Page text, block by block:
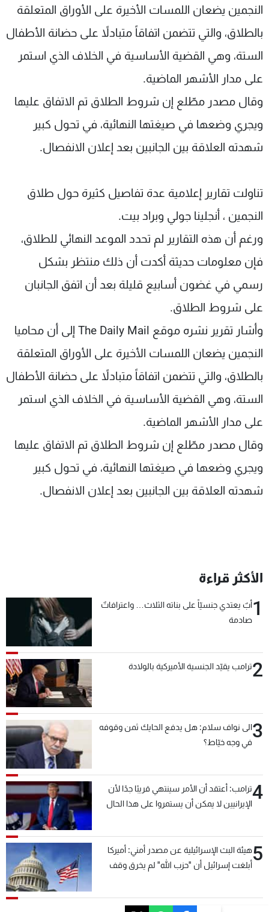
النجمين يضعان اللمسات الأخيرة على الأوراق المتعلقة
بالطلاق، والتي تتضمن اتفاقاً متبادلاً على حضانة الأطفال
الستة، وهي القضية الأساسية في الخلاف الذي استمر
على مدار الأشهر الماضية.
وقال مصدر مطّلع إن شروط الطلاق تم الاتفاق عليها
ويجري وضعها في صيغتها النهائية، في تحول كبير
شهدته العلاقة بين الجانبين بعد إعلان الانفصال.
تناولت تقارير إعلامية عدة تفاصيل كثيرة حول طلاق
النجمين ، أنجلينا جولي وبراد بيت.
ورغم أن هذه التقارير لم تحدد الموعد النهائي للطلاق،
فإن معلومات حديثة أكدت أن ذلك منتظر بشكل
رسمي في غضون أسابيع قليلة بعد أن اتفق الجانبان
على شروط الطلاق.
وأشار تقرير نشره موقع The Daily Mail إلى أن محاميا
النجمين يضعان اللمسات الأخيرة على الأوراق المتعلقة
بالطلاق، والتي تتضمن اتفاقاً متبادلاً على حضانة الأطفال
الستة، وهي القضية الأساسية في الخلاف الذي استمر
على مدار الأشهر الماضية.
وقال مصدر مطّلع إن شروط الطلاق تم الاتفاق عليها
ويجري وضعها في صيغتها النهائية، في تحول كبير
شهدته العلاقة بين الجانبين بعد إعلان الانفصال.
الأكثر قراءة
1أبٌ يعتدي جنسيّاً على بناته الثلاث… واعترافاتٌ
صادمة
2ترامب يقيّد الجنسية الأميركية بالولادة
3الى نواف سلام: هل يدفع الحايك ثمن وقوفه
في وجه خيّاط؟
4ترامب: أعتقد أن الأمر سينتهي قريبًا جدًا لأن
الإيرانيين لا يمكن أن يستمروا على هذا الحال
5هيئة البث الإسرائيلية عن مصدر أمني: أميركا
أبلغت إسرائيل أن "حزب الله" لم يخرق وقف